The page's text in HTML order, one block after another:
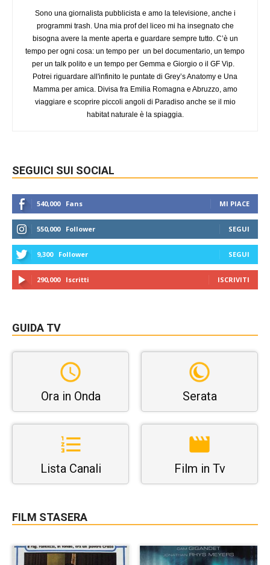
Sono una giornalista pubblicista e amo la televisione, anche i
programmi trash. Una mia prof del liceo mi ha insegnato che
bisogna avere la mente aperta e guardare sempre tutto. C’è un
tempo per ogni cosa: un tempo per un bel documentario, un tempo
per un talk polito e un tempo per Gemma e Giorgio o il GF Vip.
Potrei riguardare all'infinito le puntate di Grey’s Anatomy e Una
Mamma per amica. Divisa fra Emilia Romagna e Abruzzo, amo
viaggiare e scoprire piccoli angoli di Paradiso anche se il mio
habitat naturale è la spiaggia.
SEGUICI SUI SOCIAL
540,000 Fans MI PIACE
550,000 Follower SEGUI
9,300 Follower SEGUI
290,000 Iscritti ISCRIVITI
GUIDA TV
Ora in Onda Serata
Lista Canali Film in Tv
FILM STASERA